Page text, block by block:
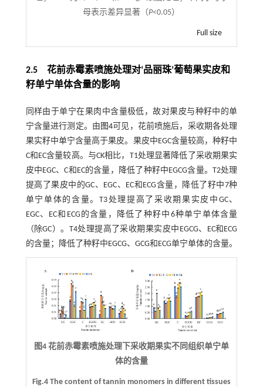
母表示差异显著（P<0.05）
Full size
2.5 花前赤霉素喷施处理对‘品丽珠’葡萄果实皮和
籽单宁单体含量的影响
同样由于单宁在果肉中含量极低，故对果皮与种籽中的单
宁含量进行测定。由 图4可见，花前喷施后，采收期各处理
果实籽中单宁含量高于果皮。果皮中EGC含量较高，种籽中
C和EC含量较高。与CK相比，T1处理显著降低了采收期果实
皮中EGC、C和EC的含量，降低了种籽中EGCG含量。T2处理
提高了果皮中的GC、EGC、EC和ECG含量，降低了籽中7种
单宁单体的含量。T3处理提高了采收期果实皮中GC、
EGC、EC和ECG的含量，降低了种籽中6种单宁单体含量
（除GC）。T4处理提高了采收期果实皮中EGCG、EC和ECG
的含量；降低了种籽中EGCG、GCG和ECG单宁单体的含量。
图4 花前赤霉素喷施处理下采收期果实不同组织单宁单
体的含量
Fig.4 The content of tannin monomers in different tissues